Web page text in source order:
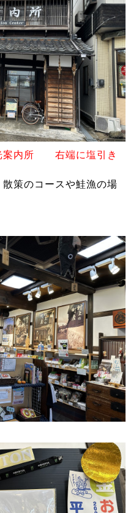
案内所 右端に塩引き
策のコースや鮭漁の場